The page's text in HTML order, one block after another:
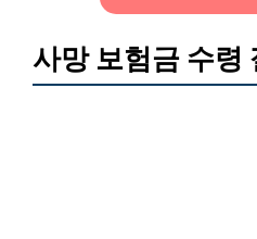
사망 보험금 수령